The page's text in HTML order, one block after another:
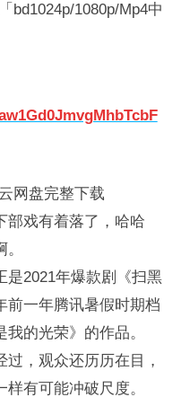
bd1024p/1080p/Mp4中
网盘完整下载
部戏有着落了，哈哈
是2021年爆款剧《扫黑
前一年腾讯暑假时期档
的光荣》的作品。
过，观众还历历在目，
有可能冲破尺度。